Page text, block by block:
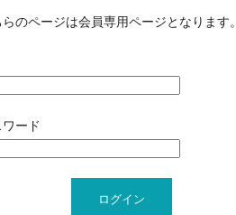
らのページは会員専用ページとなります。
ード